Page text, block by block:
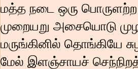
மத்த நடை ஒரு பொருளற்ற
முறையறு அசையொடு
மருங்கினில் தொங்கியே
மேல் இளஞ்சாயச்